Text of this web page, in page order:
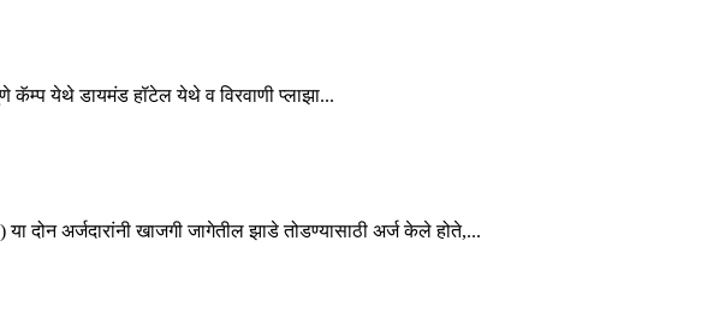
कॅम्प येथे डायमंड हॉटेल येथे व विरवाणी प्लाझा...
दोन अर्जदारांनी खाजगी जागेतील झाडे तोडण्यासाठी अर्ज केले होते,...